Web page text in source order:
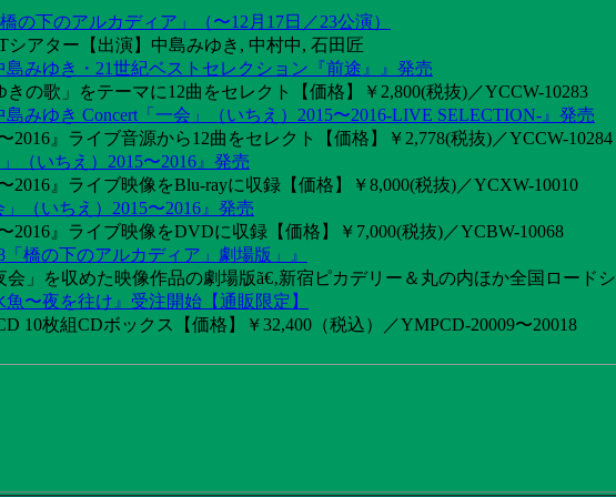
の下のアルカディア」（〜12月17日／23公演）
アター【出演】中島みゆき, 中村中, 石田匠
みゆき・21世紀ベストセレクション『前途』』発売
の歌」をテーマに12曲をセレクト【価格】￥2,800(税抜)／YCCW-10283
みゆき Concert「一会」（いちえ）2015〜2016-LIVE SELECTION-』発売
2016』ライブ音源から12曲をセレクト【価格】￥2,778(税抜)／YCCW-10284
（いちえ）2015〜2016』発売
2016』ライブ映像をBlu-rayに収録【価格】￥8,000(税抜)／YCXW-10010
（いちえ）2015〜2016』発売
2016』ライブ映像をDVDに収録【価格】￥7,000(税抜)／YCBW-10068
「橋の下のアルカディア」劇場版」』
」を収めた映像作品の劇場版ã€‚新宿ピカデリー＆丸の内ほか全国ロード
魚〜夜を往け』受注開始【通販限定】
10枚組CDボックス【価格】￥32,400（税込）／YMPCD-20009〜20018